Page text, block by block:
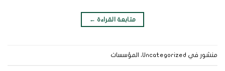
متابعة القراءة ←
منشور في Uncategorized، المؤسسات